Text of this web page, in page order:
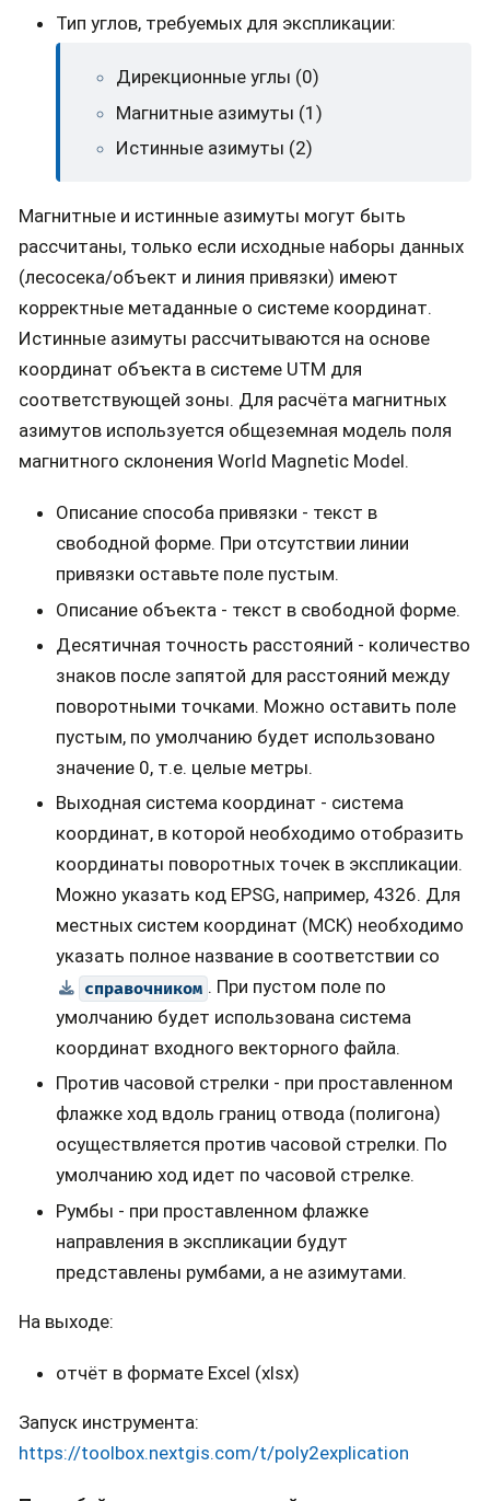
Тип углов, требуемых для экспликации:
Дирекционные углы (0)
Магнитные азимуты (1)
Истинные азимуты (2)
Магнитные и истинные азимуты могут быть
рассчитаны, только если исходные наборы данных
(лесосека/объект и линия привязки) имеют
корректные метаданные о системе координат.
Истинные азимуты рассчитываются на основе
координат объекта в системе UTM для
соответствующей зоны. Для расчёта магнитных
азимутов используется общеземная модель поля
магнитного склонения World Magnetic Model.
Описание способа привязки - текст в
свободной форме. При отсутствии линии
привязки оставьте поле пустым.
Описание объекта - текст в свободной форме.
Десятичная точность расстояний - количество
знаков после запятой для расстояний между
поворотными точками. Можно оставить поле
пустым, по умолчанию будет использовано
значение 0, т.е. целые метры.
Выходная система координат - система
координат, в которой необходимо отобразить
координаты поворотных точек в экспликации.
Можно указать код EPSG, например, 4326. Для
местных систем координат (МСК) необходимо
указать полное название в соответствии со
справочником . При пустом поле по
умолчанию будет использована система
координат входного векторного файла.
Против часовой стрелки - при проставленном
флажке ход вдоль границ отвода (полигона)
осуществляется против часовой стрелки. По
умолчанию ход идет по часовой стрелке.
Румбы - при проставленном флажке
направления в экспликации будут
представлены румбами, а не азимутами.
На выходе:
отчёт в формате Excel (xlsx)
Запуск инструмента:
https://toolbox.nextgis.com/t/poly2explication